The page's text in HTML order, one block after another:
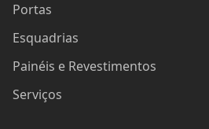
Portas
Esquadrias
Painéis e Revestimentos
Serviços